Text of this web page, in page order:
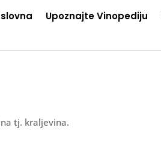
Upoznajte Vinopediju
tj. kraljevina.